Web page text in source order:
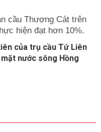
cầu Thượng Cát trên
hiện đạt hơn 10%.
của trụ cầu Tứ Liên
nước sông Hồng